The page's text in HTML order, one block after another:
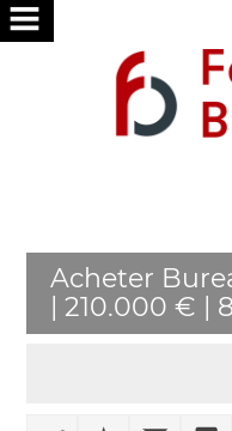
ACCUEIL
RECHERCHONS
VOUSAcheter
| 210.000 € |